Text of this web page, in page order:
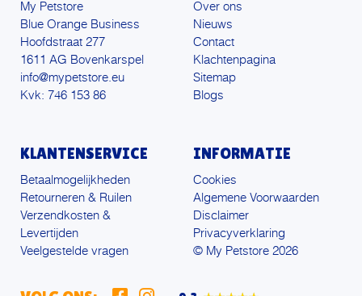
My Petstore
Blue Orange Business
Hoofdstraat 277
1611 AG Bovenkarspel
info@mypetstore.eu
Kvk: 746 153 86
Over ons
Nieuws
Contact
Klachtenpagina
Sitemap
Blogs
KLANTENSERVICE
Betaalmogelijkheden
Retourneren & Ruilen
Verzendkosten &
Levertijden
Veelgestelde vragen
INFORMATIE
Cookies
Algemene Voorwaarden
Disclaimer
Privacyverklaring
© My Petstore 2026